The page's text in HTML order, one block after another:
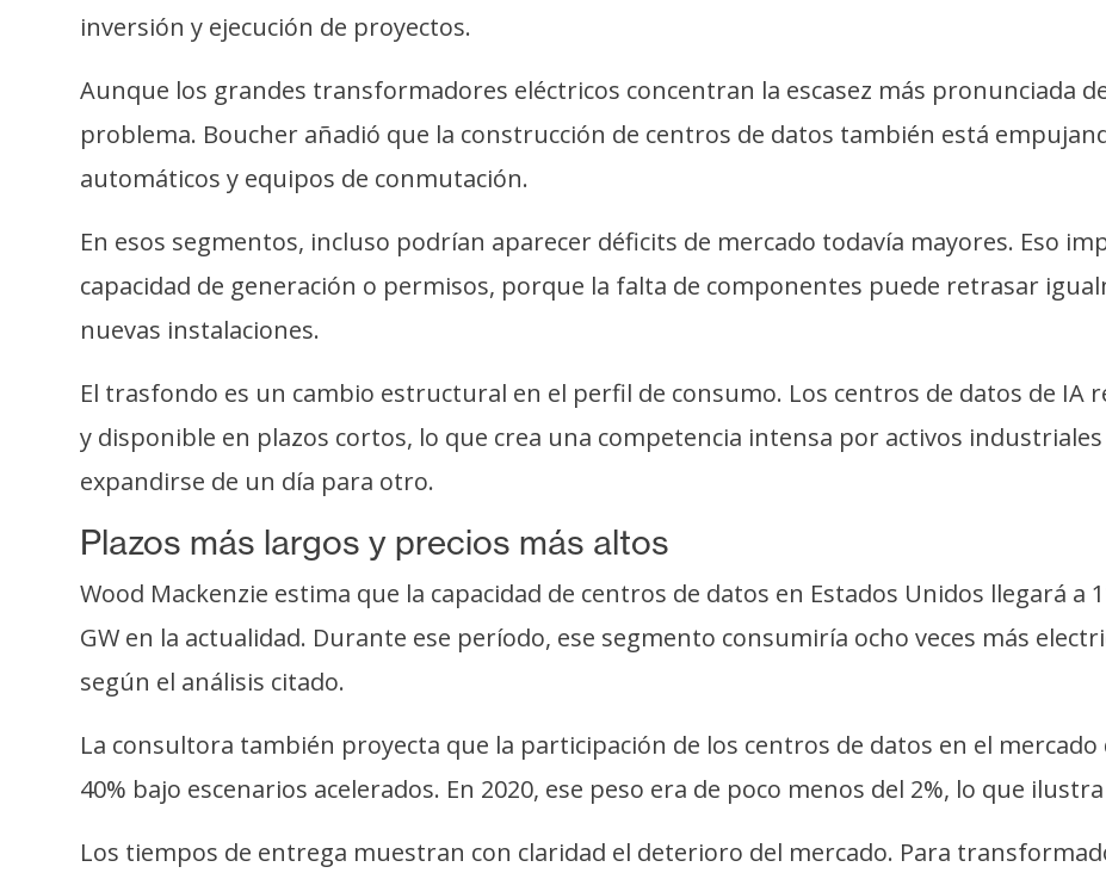
inversión y ejecución de proyectos.
Aunque los grandes transformadores eléctricos concentran la escasez más pronunciada
problema. Boucher añadió que la construcción de centros de datos también está
automáticos y equipos de conmutación.
En esos segmentos, incluso podrían aparecer déficits de mercado todavía mayores. Eso
capacidad de generación o permisos, porque la falta de componentes puede retrasar
nuevas instalaciones.
El trasfondo es un cambio estructural en el perfil de consumo. Los centros de datos de IA
y disponible en plazos cortos, lo que crea una competencia intensa por activos
expandirse de un día para otro.
Plazos más largos y precios más altos
Wood Mackenzie estima que la capacidad de centros de datos en Estados Unidos llegará a
GW en la actualidad. Durante ese período, ese segmento consumiría ocho veces más
según el análisis citado.
La consultora también proyecta que la participación de los centros de datos en el
40% bajo escenarios acelerados. En 2020, ese peso era de poco menos del 2%, lo que
Los tiempos de entrega muestran con claridad el deterioro del mercado. Para